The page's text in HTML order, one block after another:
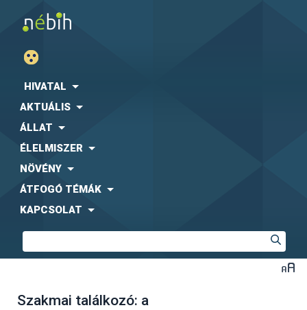
HIVATAL
AKTUÁLIS
ÁLLAT
ÉLELMISZER
NÖVÉNY
ÁTFOGÓ TÉMÁK
KAPCSOLAT
Szakmai találkozó: a